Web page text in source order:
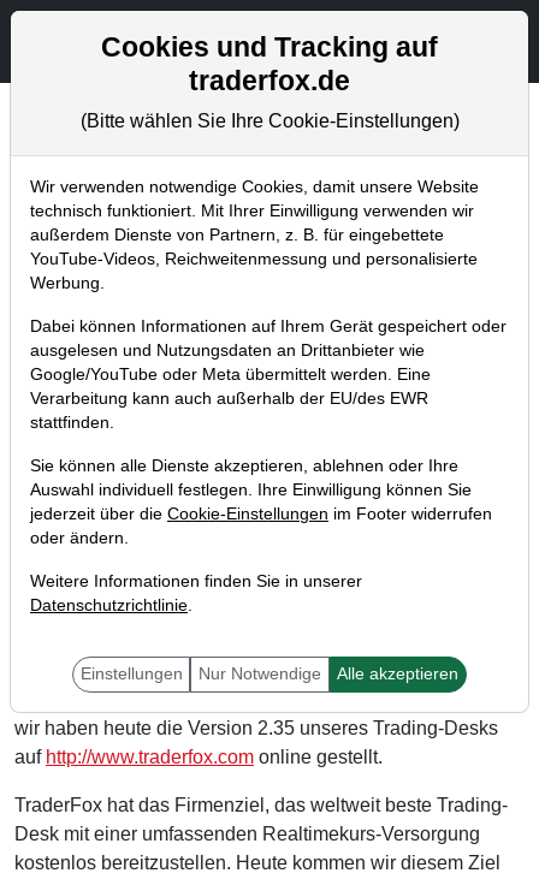
Aktien- und Artikelsuche
Aktuelles
Home Blog Aktuelles
TraderFox Trading-Desk V 2.35: News-
Terminal mit Echtzeit-Nachrichten
(NEU: Reuters)
16.07.2015 um 19:29 Uhr | TraderFox GmbH
Liebe Trader,
wir haben heute die Version 2.35 unseres Trading-Desks
auf http://www.traderfox.com online gestellt.
TraderFox hat das Firmenziel, das weltweit beste Trading-
Desk mit einer umfassenden Realtimekurs-Versorgung
kostenlos bereitzustellen. Heute kommen wir diesem Ziel
Cookies und Tracking auf
traderfox.de
(Bitte wählen Sie Ihre Cookie-Einstellungen)
Wir verwenden notwendige Cookies, damit unsere Website
technisch funktioniert. Mit Ihrer Einwilligung verwenden wir
außerdem Dienste von Partnern, z. B. für eingebettete
YouTube-Videos, Reichweitenmessung und personalisierte
Werbung.
Dabei können Informationen auf Ihrem Gerät gespeichert oder
ausgelesen und Nutzungsdaten an Drittanbieter wie
Google/YouTube oder Meta übermittelt werden. Eine
Verarbeitung kann auch außerhalb der EU/des EWR
stattfinden.
Sie können alle Dienste akzeptieren, ablehnen oder Ihre
Auswahl individuell festlegen. Ihre Einwilligung können Sie
jederzeit über die Cookie-Einstellungen im Footer widerrufen
oder ändern.
Weitere Informationen finden Sie in unserer
Datenschutzrichtlinie.
Einstellungen Nur Notwendige Alle akzeptieren